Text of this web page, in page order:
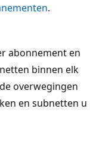
.
abonnement en
binnen elk
overwegingen
en subnetten u